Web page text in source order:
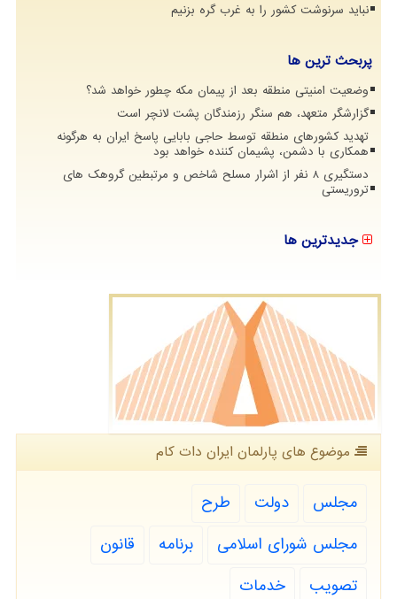
نباید سرنوشت کشور را به غرب گره بزنیم
پربحث ترین ها
وضعیت امنیتی منطقه بعد از پیمان مکه چطور خواهد شد؟
گزارشگر متعهد، هم سنگر رزمندگان پشت لانچر است
تهدید کشورهای منطقه توسط حاجی بابایی پاسخ ایران به هرگونه
همکاری با دشمن، پشیمان کننده خواهد بود
دستگیری 8 نفر از اشرار مسلح شاخص و مرتبطین گروهک های
تروریستی
جدیدترین ها
موضوع های پارلمان ایران دات كام
مجلس دولت
طرح
مجلس شورای اسلامی
برنامه
قانون
تصویب
خدمات